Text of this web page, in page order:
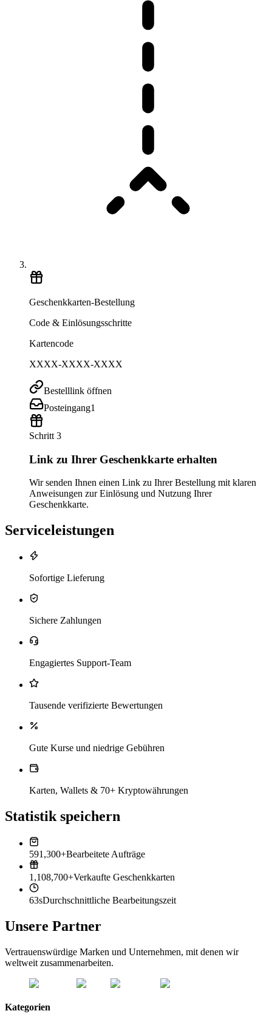
Geschenkkarten-Bestellung
Code & Einlösungsschritte
Kartencode
XXXX-XXXX-XXXX
Bestelllink öffnen
Posteingang1
Schritt 3
Link zu Ihrer Geschenkkarte erhalten
Wir senden Ihnen einen Link zu Ihrer Bestellung mit klaren
Anweisungen zur Einlösung und Nutzung Ihrer
Geschenkkarte.
Serviceleistungen
Sofortige Lieferung
Sichere Zahlungen
Engagiertes Support-Team
Tausende verifizierte Bewertungen
Gute Kurse und niedrige Gebühren
Karten, Wallets & 70+ Kryptowährungen
Statistik speichern
591,300+Bearbeitete Aufträge
1,108,700+Verkaufte Geschenkkarten
63sDurchschnittliche Bearbeitungszeit
Unsere Partner
Vertrauenswürdige Marken und Unternehmen, mit denen wir
weltweit zusammenarbeiten.
Kategorien